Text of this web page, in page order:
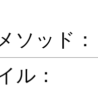
ソッド：
ル：